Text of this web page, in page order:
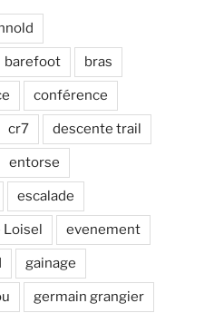
barefoot bras
conférence
cr7 descente trail
entorse
escalade
Loisel evenement
gainage
germain grangier